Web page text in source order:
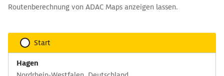
Routenberechnung von ADAC Maps anzeigen lassen.
Start
Hagen